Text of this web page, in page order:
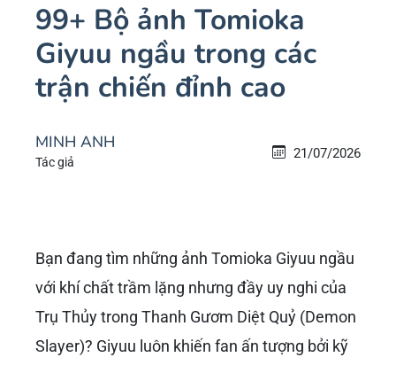
99+ Bộ ảnh Tomioka
Giyuu ngầu trong các
trận chiến đỉnh cao
MINH ANH
Tác giả
21/07/2026
Bạn đang tìm những ảnh Tomioka Giyuu ngầu
với khí chất trầm lặng nhưng đầy uy nghi của
Trụ Thủy trong Thanh Gươm Diệt Quỷ (Demon
Slayer)? Giyuu luôn khiến fan ấn tượng bởi kỹ